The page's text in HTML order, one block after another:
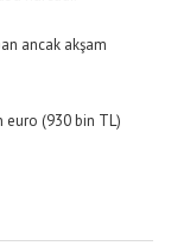
ancak akşam
euro (930 bin TL)